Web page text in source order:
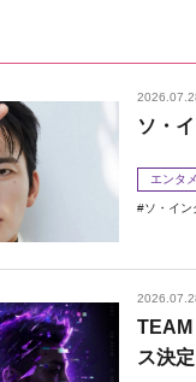
ソ・
エンタメ
ソ・イン
TEAM
ス決定